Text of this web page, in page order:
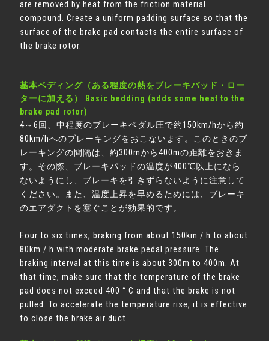
are removed by heat from the friction material
compound. Create a uniform padding surface so that the
surface of the brake pad contacts the entire surface of
the brake rotor.
基本ベディング（ある程度の熱をブレーキパッド・ロー
ターに加える） Basic bedding (adds some heat to the
brake pad rotor)
4～6回、中程度のブレーキペダル圧で約150km/hから約
80km/hへのブレーキングをおこないます。このときのブ
レーキングの間隔は、約300mから400mの距離をおきま
す。その際、ブレーキパッドの温度が400℃以上になら
ないようにし、ブレーキを引きずらないように注意して
ください。また、温度上昇を早めるためには、ブレーキ
のエアダクトを塞ぐことが効果的です。
Four to six times, braking from about 150km / h to about
80km / h with moderate brake pedal pressure. The
braking interval at this time is about 300m to 400m. At
that time, make sure that the temperature of the brake
pad does not exceed 400 ° C and that the brake is not
pulled. To accelerate the temperature rise, it is effective
to close the brake air duct.